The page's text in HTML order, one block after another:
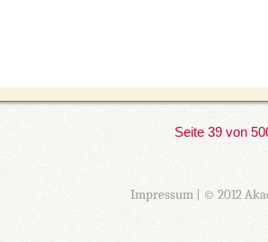
Seite 39 von
Impressum| © 2012